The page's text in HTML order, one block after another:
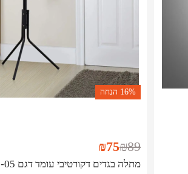
16% הנחה
מתלה בגדים דקורטיבי עומד דגם PTC-05-05 מבית Ramos
₪89
₪75